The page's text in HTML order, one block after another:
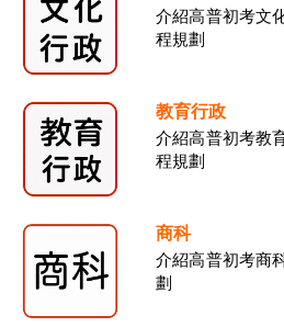
介紹高普初考文
程規劃
教育行政
介紹高普初考教
程規劃
商科
介紹高普初考商
劃